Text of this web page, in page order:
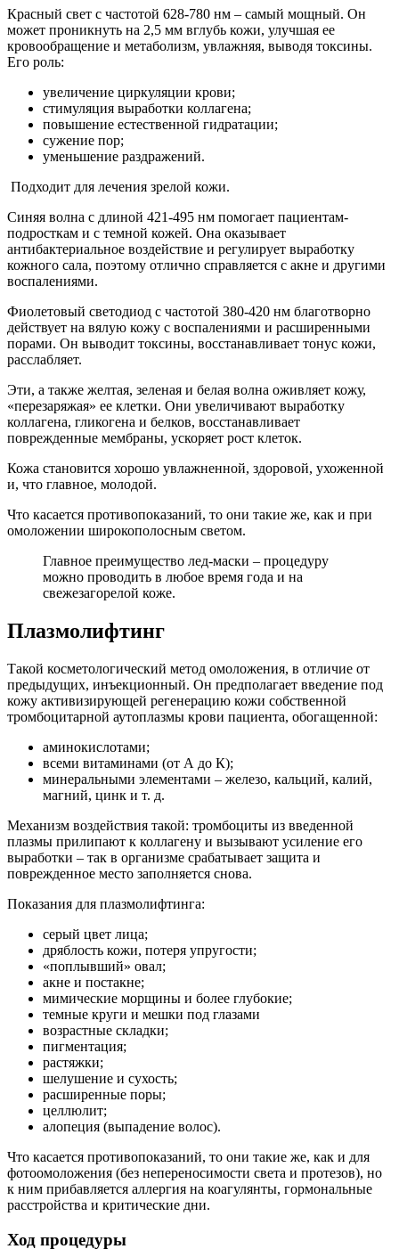
Красный свет с частотой 628-780 нм – самый мощный. Он
может проникнуть на 2,5 мм вглубь кожи, улучшая ее
кровообращение и метаболизм, увлажняя, выводя токсины.
Его роль:
увеличение циркуляции крови;
стимуляция выработки коллагена;
повышение естественной гидратации;
сужение пор;
уменьшение раздражений.
Подходит для лечения зрелой кожи.
Синяя волна с длиной 421-495 нм помогает пациентам-
подросткам и с темной кожей. Она оказывает
антибактериальное воздействие и регулирует выработку
кожного сала, поэтому отлично справляется с акне и другими
воспалениями.
Фиолетовый светодиод с частотой 380-420 нм благотворно
действует на вялую кожу с воспалениями и расширенными
порами. Он выводит токсины, восстанавливает тонус кожи,
расслабляет.
Эти, а также желтая, зеленая и белая волна оживляет кожу,
«перезаряжая» ее клетки. Они увеличивают выработку
коллагена, гликогена и белков, восстанавливает
поврежденные мембраны, ускоряет рост клеток.
Кожа становится хорошо увлажненной, здоровой, ухоженной
и, что главное, молодой.
Что касается противопоказаний, то они такие же, как и при
омоложении широкополосным светом.
Главное преимущество лед-маски – процедуру
можно проводить в любое время года и на
свежезагорелой коже.
Плазмолифтинг
Такой косметологический метод омоложения, в отличие от
предыдущих, инъекционный. Он предполагает введение под
кожу активизирующей регенерацию кожи собственной
тромбоцитарной аутоплазмы крови пациента, обогащенной:
аминокислотами;
всеми витаминами (от А до К);
минеральными элементами – железо, кальций, калий,
магний, цинк и т. д.
Механизм воздействия такой: тромбоциты из введенной
плазмы прилипают к коллагену и вызывают усиление его
выработки – так в организме срабатывает защита и
поврежденное место заполняется снова.
Показания для плазмолифтинга:
серый цвет лица;
дряблость кожи, потеря упругости;
«поплывший» овал;
акне и постакне;
мимические морщины и более глубокие;
темные круги и мешки под глазами
возрастные складки;
пигментация;
растяжки;
шелушение и сухость;
расширенные поры;
целлюлит;
алопеция (выпадение волос).
Что касается противопоказаний, то они такие же, как и для
фотоомоложения (без непереносимости света и протезов), но
к ним прибавляется аллергия на коагулянты, гормональные
расстройства и критические дни.
Ход процедуры